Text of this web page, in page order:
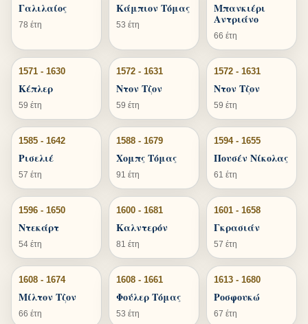
Γαλιλαίος
78 έτη
Κάμπιον Τόμας
53 έτη
Μπανκιέρι
Αντριάνο
66 έτη
1571 - 1630
Κέπλερ
59 έτη
1572 - 1631
Ντον Τζον
59 έτη
1572 - 1631
Ντον Τζον
59 έτη
1585 - 1642
Ρισελιέ
57 έτη
1588 - 1679
Χομπς Τόμας
91 έτη
1594 - 1655
Πουσέν Νίκολας
61 έτη
1596 - 1650
Ντεκάρτ
54 έτη
1600 - 1681
Καλντερόν
81 έτη
1601 - 1658
Γκρασιάν
57 έτη
1608 - 1674
Μίλτον Τζον
66 έτη
1608 - 1661
Φούλερ Τόμας
53 έτη
1613 - 1680
Ροσφουκώ
67 έτη